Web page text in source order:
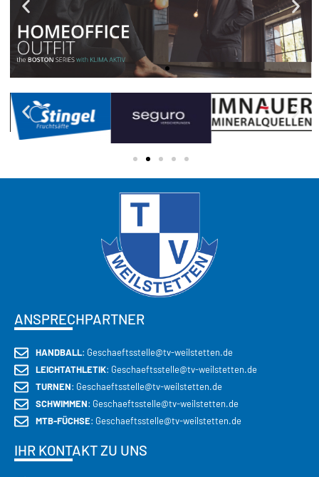
ANSPRECHPARTNER
HANDBALL: Geschaeftsstelle@tv-weilstetten.de
LEICHTATHLETIK: Geschaeftsstelle@tv-weilstetten.de
TURNEN: Geschaeftsstelle@tv-weilstetten.de
SCHWIMMEN: Geschaeftsstelle@tv-weilstetten.de
MTB-FÜCHSE: Geschaeftsstelle@tv-weilstetten.de
IHR KONTAKT ZU UNS